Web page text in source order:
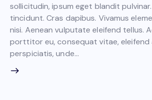
sollicitudin, ipsum eget blandit
tincidunt. Cras dapibus. Vivamus
nisi. Aenean vulputate eleifend tellus.
porttitor eu, consequat vitae, eleifend
perspiciatis, unde…